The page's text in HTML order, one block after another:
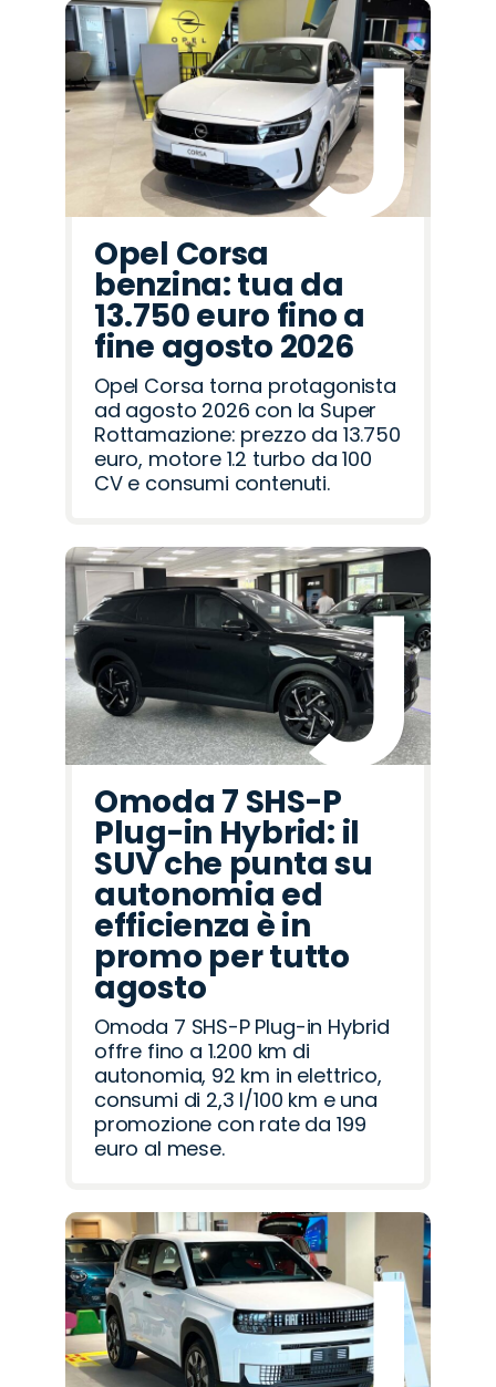
Promo
Fiat
Promo
Alfa
Romeo
Promo
Omoda
Promo
Land
Rover
Promo
Lancia
Promo
Jeep
Promo
Mazda
Promo
Seat
Promo
Cupra
Promo
Opel
Promo
Jaecoo
Promo
Citroën
Promo
Hyundai
Promo
Abarth
Promo
Peugeot
Opel Corsa
benzina: tua da
13.750 euro fino a
fine agosto 2026
Opel Corsa torna protagonista
ad agosto 2026 con la Super
Rottamazione: prezzo da 13.750
euro, motore 1.2 turbo da 100
CV e consumi contenuti.
Omoda 7 SHS-P
Plug-in Hybrid: il
SUV che punta su
autonomia ed
efficienza è in
promo per tutto
agosto
Omoda 7 SHS-P Plug-in Hybrid
offre fino a 1.200 km di
autonomia, 92 km in elettrico,
consumi di 2,3 l/100 km e una
promozione con rate da 199
euro al mese.